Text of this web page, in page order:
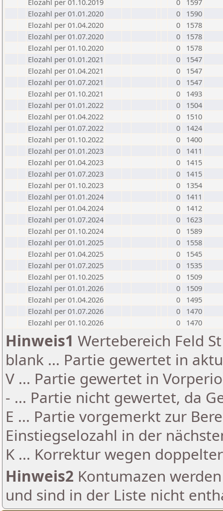
Elozahl per 01.10.2019
0
1597
Elozahl per 01.01.2020
0
1590
Elozahl per 01.04.2020
0
1578
Elozahl per 01.07.2020
0
1578
Elozahl per 01.10.2020
0
1578
Elozahl per 01.01.2021
0
1547
Elozahl per 01.04.2021
0
1547
Elozahl per 01.07.2021
0
1547
Elozahl per 01.10.2021
0
1493
Elozahl per 01.01.2022
0
1504
Elozahl per 01.04.2022
0
1510
Elozahl per 01.07.2022
0
1424
Elozahl per 01.10.2022
0
1400
Elozahl per 01.01.2023
0
1411
Elozahl per 01.04.2023
0
1415
Elozahl per 01.07.2023
0
1415
Elozahl per 01.10.2023
0
1354
Elozahl per 01.01.2024
0
1411
Elozahl per 01.04.2024
0
1412
Elozahl per 01.07.2024
0
1623
Elozahl per 01.10.2024
0
1589
Elozahl per 01.01.2025
0
1558
Elozahl per 01.04.2025
0
1545
Elozahl per 01.07.2025
0
1535
Elozahl per 01.10.2025
0
1509
Elozahl per 01.01.2026
0
1509
Elozahl per 01.04.2026
0
1495
Elozahl per 01.07.2026
0
1470
Elozahl per 01.10.2026
0 1470
Hinweis1 Wertebereich Feld
blank ... Partie gewertet in
V ... Partie gewertet in
- ... Partie nicht gewertet, da
E ... Partie vorgemerkt zur
Einstiegselozahl in der
K ... Korrektur wegen
Hinweis2 Kontumazen
und sind in der Liste nicht